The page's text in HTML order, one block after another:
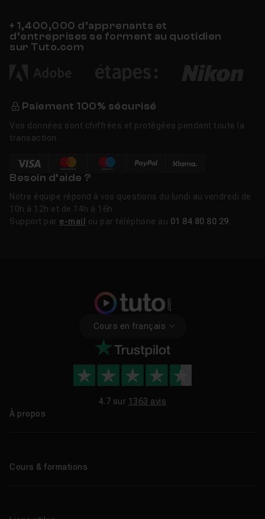
+ 1,400,000 d’apprenants et
d’entreprises se forment au quotidien
sur Tuto.com
Paiement 100% sécurisé
Vos données sont chiffrées et protégées pendant toute la
transaction.
Besoin d’aide ?
Notre équipe répond à vos questions du lundi au vendredi de
10h à 12h et de 14h à 16h.
Support par e-mail ou par téléphone au 01 84 80 80 29
Cours en français
4.7 sur 1363 avis
À propos
Cours & formations